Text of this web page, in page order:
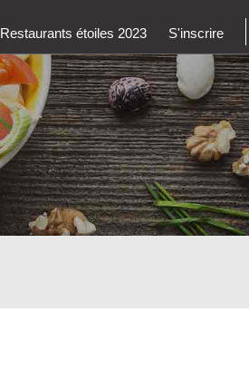
Restaurants étoiles 2023 S'inscrire